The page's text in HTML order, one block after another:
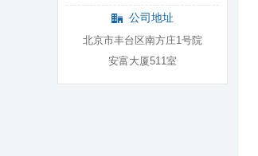
公司地址
北京市丰台区南方庄1号院
安富大厦511室